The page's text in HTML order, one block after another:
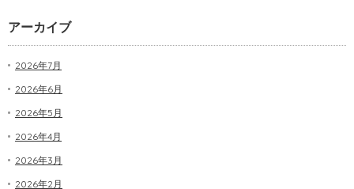
アーカイブ
2026年7月
2026年6月
2026年5月
2026年4月
2026年3月
2026年2月